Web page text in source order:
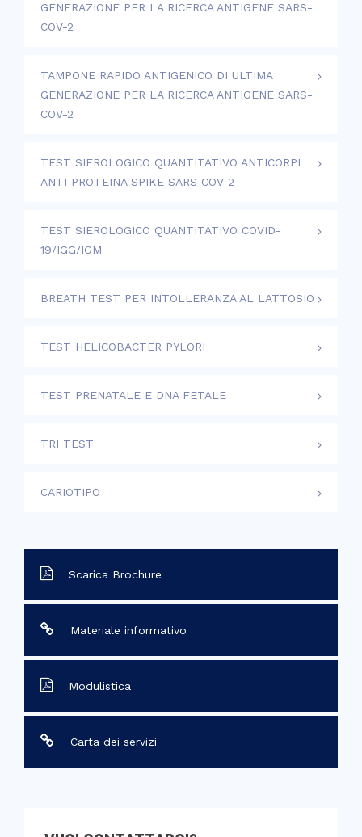
GENERAZIONE PER LA RICERCA ANTIGENE SARS-
COV-2
TAMPONE RAPIDO ANTIGENICO DI ULTIMA
GENERAZIONE PER LA RICERCA ANTIGENE SARS-
COV-2
TEST SIEROLOGICO QUANTITATIVO ANTICORPI
ANTI PROTEINA SPIKE SARS COV-2
TEST SIEROLOGICO QUANTITATIVO COVID-
19/IGG/IGM
BREATH TEST PER INTOLLERANZA AL LATTOSIO
TEST HELICOBACTER PYLORI
TEST PRENATALE E DNA FETALE
TRI TEST
CARIOTIPO
Scarica Brochure
Materiale informativo
Modulistica
Carta dei servizi